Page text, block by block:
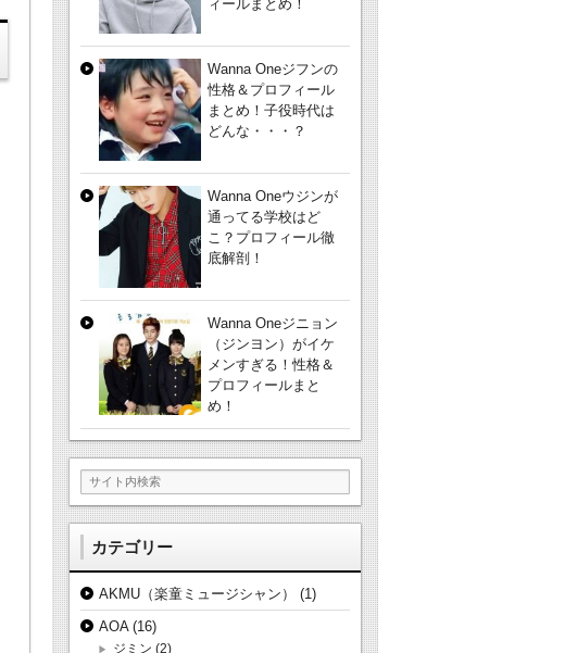
ィールまとめ！
Wanna Oneジフンの
性格＆プロフィール
まとめ！子役時代は
どんな・・・？
Wanna Oneウジンが
通ってる学校はど
こ？プロフィール徹
底解剖！
Wanna Oneジニョン
（ジンヨン）がイケ
メンすぎる！性格＆
プロフィールまと
め！
カテゴリー
AKMU（楽童ミュージシャン）
(1)
AOA(16)
ジミン (2)